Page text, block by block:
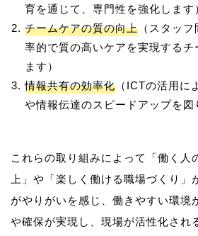
育を通じて、専門性を強化します
チームケアの質の向上 （スタッ
率的で質の高いケアを実現するチ
ます）
情報共有の効率化 （ICTの活用に
や情報伝達のスピードアップを図
これらの取り組みによって「働く人
上」や「楽しく働ける職場づくり」
がやりがいを感じ、働きやすい環境
や確保が実現し、現場が活性化され